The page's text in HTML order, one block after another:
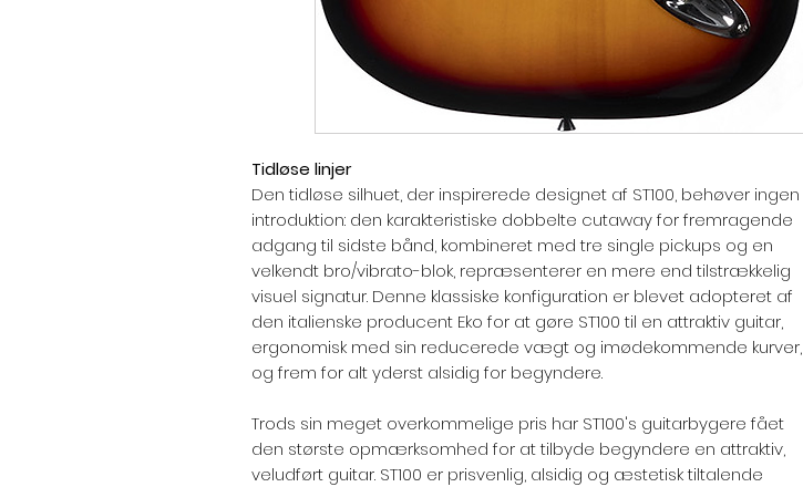
Tidløse linjer
Den tidløse silhuet, der inspirerede designet af ST100, behøver ingen
introduktion: den karakteristiske dobbelte cutaway for fremragende
adgang til sidste bånd, kombineret med tre single pickups og en
velkendt bro/vibrato-blok, repræsenterer en mere end tilstrækkelig
visuel signatur. Denne klassiske konfiguration er blevet adopteret af
den italienske producent Eko for at gøre ST100 til en attraktiv guitar,
ergonomisk med sin reducerede vægt og imødekommende kurver,
og frem for alt yderst alsidig for begyndere.
Trods sin meget overkommelige pris har ST100's guitarbygere fået
den største opmærksomhed for at tilbyde begyndere en attraktiv,
veludført guitar. ST100 er prisvenlig, alsidig og æstetisk tiltalende